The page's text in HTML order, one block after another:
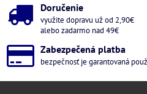
Doručenie
využite dopravu už od 2,90€
alebo zadarmo nad 49€
Zabezpečená platba
bezpečnosť je garantovaná